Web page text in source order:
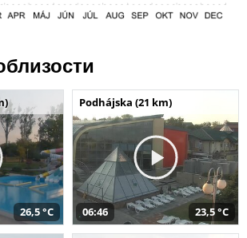
26,5 °C
Podhájska (21 km)
06:46 23,5 °C